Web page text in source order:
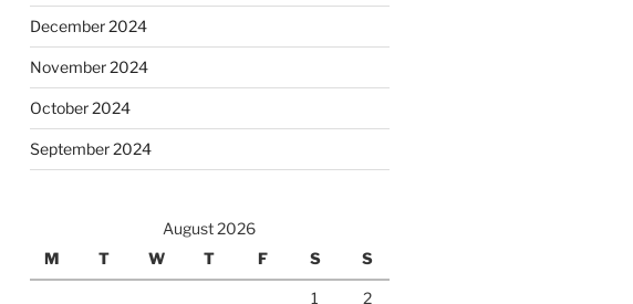
December 2024
November 2024
October 2024
September 2024
August 2026
M
T W T F S S
1
2